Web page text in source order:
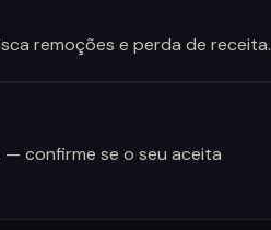
remoções e perda de receita.
confirme se o seu aceita